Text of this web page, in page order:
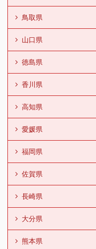
鳥取県
山口県
徳島県
香川県
高知県
愛媛県
福岡県
佐賀県
長崎県
大分県
熊本県